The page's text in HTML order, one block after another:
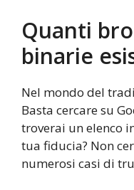
Quanti
binarie
Nel mondo del
Basta cercare su
troverai un elenco
tua fiducia? Non
numerosi casi di